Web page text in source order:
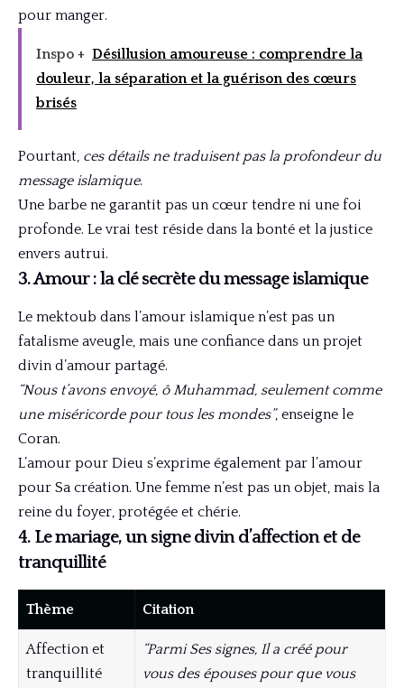
pour manger.
Inspo + Désillusion amoureuse : comprendre la
douleur, la séparation et la guérison des cœurs
brisés
Pourtant, ces détails ne traduisent pas la profondeur du
message islamique.
Une barbe ne garantit pas un cœur tendre ni une foi
profonde. Le vrai test réside dans la bonté et la justice
envers autrui.
3. Amour : la clé secrète du message islamique
Le mektoub dans l’amour islamique n’est pas un
fatalisme aveugle, mais une confiance dans un projet
divin d’amour partagé.
“Nous t’avons envoyé, ô Muhammad, seulement comme
une miséricorde pour tous les mondes”, enseigne le
Coran.
L’amour pour Dieu s’exprime également par l’amour
pour Sa création. Une femme n’est pas un objet, mais la
reine du foyer, protégée et chérie.
4. Le mariage, un signe divin d’affection et de
tranquillité
Thème Citation
Affection et
tranquillité
“Parmi Ses signes, Il a créé pour
vous des épouses pour que vous